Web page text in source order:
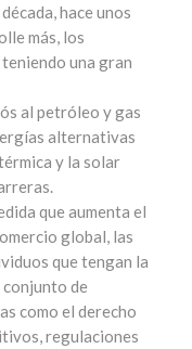
hace unos
más, los
una gran
al petróleo y gas
alternativas
y la solar
que aumenta el
global, las
que tengan la
conjunto de
como el derecho
regulaciones